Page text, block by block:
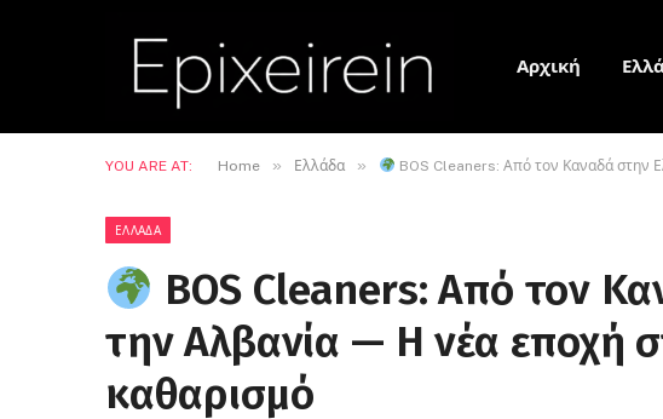
Αρχική
YOU ARE AT: Home » Ελλάδα » BOS Cleaners: Από τον Καναδά στην
ΕΛΛΆΔΑ
BOS Cleaners: Από τον
την Αλβανία — Η νέα εποχή
καθαρισμό